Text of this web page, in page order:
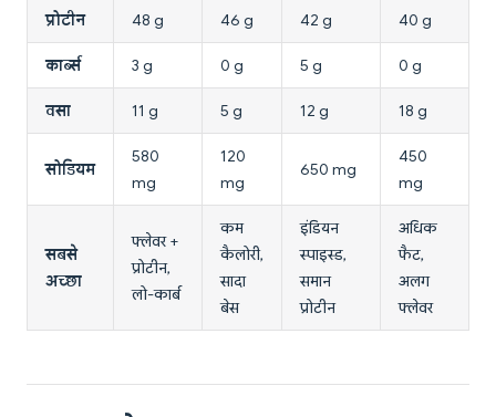
प्रोटीन 48 g 46 g 42 g 40 g
कार्ब्स 3 g 0 g 5 g 0 g
वसा 11 g 5 g 12 g 18 g
सोडियम
580
mg
120
mg
650 mg
450
mg
सबसे
अच्छा
फ्लेवर +
प्रोटीन,
लो-कार्ब
कम
कैलोरी,
सादा
बेस
इंडियन
स्पाइस्ड,
समान
प्रोटीन
अधिक
फैट,
अलग
फ्लेवर